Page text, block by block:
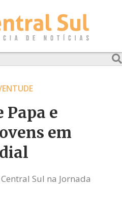
Papa e
em
Sul na Jornada